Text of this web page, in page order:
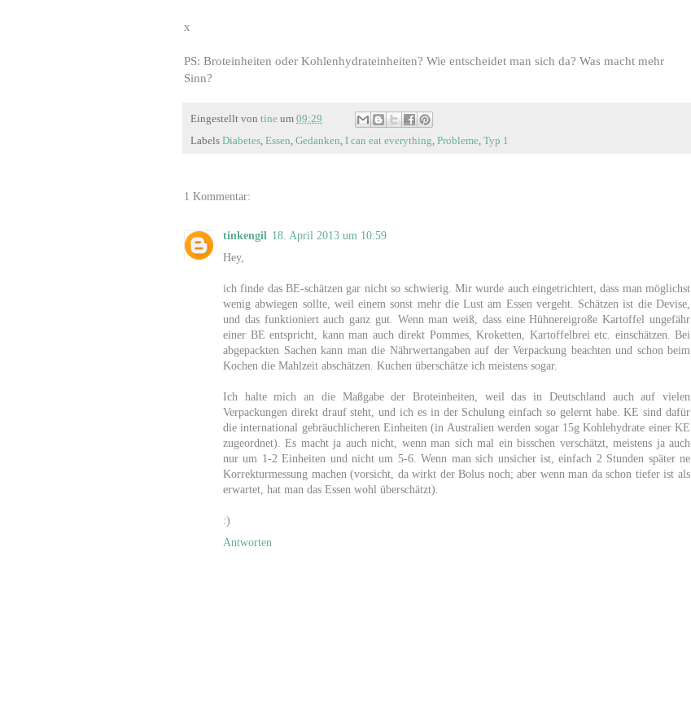
x
PS: Broteinheiten oder Kohlenhydrateinheiten? Wie entscheidet man sich da? Was macht mehr
Sinn?
Eingestellt von tine um 09:29
Labels Diabetes, Essen, Gedanken, I can eat everything, Probleme, Typ 1
1 Kommentar:
tinkengil 18. April 2013 um 10:59
Hey,
ich finde das BE-schätzen gar nicht so schwierig. Mir wurde auch eingetrichtert, dass man möglichst
wenig abwiegen sollte, weil einem sonst mehr die Lust am Essen vergeht. Schätzen ist die Devise,
und das funktioniert auch ganz gut. Wenn man weiß, dass eine Hühnereigroße Kartoffel ungefähr
einer BE entspricht, kann man auch direkt Pommes, Kroketten, Kartoffelbrei etc. einschätzen. Bei
abgepackten Sachen kann man die Nährwertangaben auf der Verpackung beachten und schon beim
Kochen die Mahlzeit abschätzen. Kuchen überschätze ich meistens sogar.
Ich halte mich an die Maßgabe der Broteinheiten, weil das in Deutschland auch auf vielen
Verpackungen direkt drauf steht, und ich es in der Schulung einfach so gelernt habe. KE sind dafür
die international gebräuchlicheren Einheiten (in Australien werden sogar 15g Kohlehydrate einer KE
zugeordnet). Es macht ja auch nicht, wenn man sich mal ein bisschen verschätzt, meistens ja auch
nur um 1-2 Einheiten und nicht um 5-6. Wenn man sich unsicher ist, einfach 2 Stunden später ne
Korrekturmessung machen (vorsicht, da wirkt der Bolus noch; aber wenn man da schon tiefer ist als
erwartet, hat man das Essen wohl überschätzt).
:)
Antworten